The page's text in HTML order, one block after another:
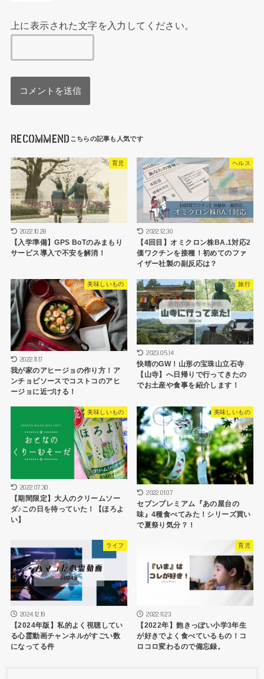
上に表示された文字を入力してください。
RECOMMEND
育児
2022.10.28
【入学準備】GPS BoTのみまもり
サービス導入で不安を解消！
ヘルス
2022.12.30
【4回目】オミクロン株BA.1対応2
価ワクチンを接種！初めてのファ
イザー社製の副反応は？
美味しいもの
2022.11.17
我が家のアヒージョの作り方！ア
ンチョビソースでコストコのアヒ
ージョに近づける！
旅行
2023.05.14
快晴のGW！山形の宝珠山立石寺
【山寺】へ日帰りで行ってきたの
でお土産や食事を紹介します！
美味しいもの
2022.07.30
【期間限定】大人のクリームソー
ダ♪この日を待っていた！【ほろよ
い】
美味しいもの
2022.01.07
セブンプレミアム『あの屋台の
味』4種食べてみた！シリーズ買い
で夏祭り気分？！
ライフ
2024.12.19
【2024年版】私的よく視聴してい
る心霊動画チャンネルがすごい数
になってる件
育児
2022.11.23
【2022年】飽きっぽい小学3年生
が好きでよく食べているもの！コ
ロコロ変わるので備忘録。